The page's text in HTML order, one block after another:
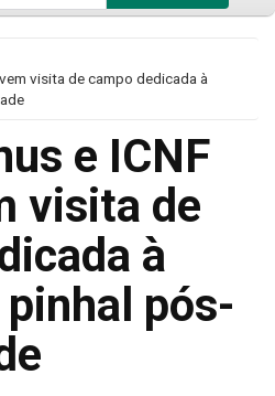
visita de campo dedicada à
e ICNF
visita de
à
pós-